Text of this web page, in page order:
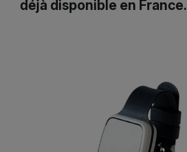
déjà disponible en France.